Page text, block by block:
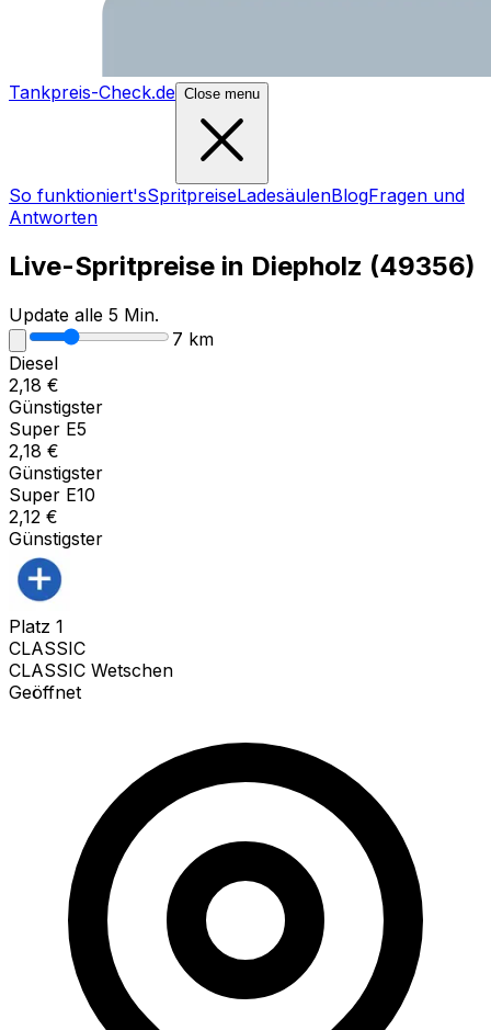
Tankpreis-Check.de Close menu
So funktioniert'sSpritpreiseLadesäulenBlogFragen und
Antworten
Live-Spritpreise in Diepholz (49356)
Update alle 5 Min.
7 km
Diesel
2,18 €
Günstigster
Super E5
2,18 €
Günstigster
Super E10
2,12 €
Günstigster
Platz 1
CLASSIC
CLASSIC Wetschen
Geöffnet